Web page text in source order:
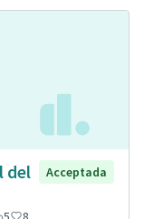
del
Acceptada